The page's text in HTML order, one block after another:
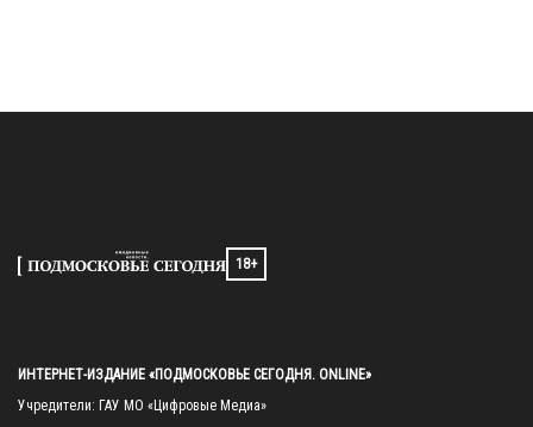
18+
ИНТЕРНЕТ-ИЗДАНИЕ «ПОДМОСКОВЬЕ СЕГОДНЯ. ONLINE»
Учредители: ГАУ МО «Цифровые Медиа»